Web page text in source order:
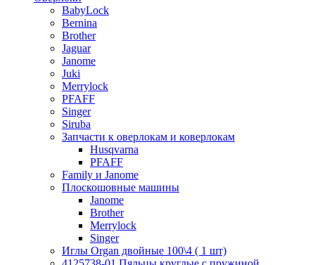
BabyLock
Bernina
Brother
Jaguar
Janome
Juki
Merrylock
PFAFF
Singer
Siruba
Запчасти к оверлокам и коверлокам
Husqvarna
PFAFF
Family и Janome
Плоскошовные машины
Janome
Brother
Merrylock
Singer
Иглы Organ двойные 100\4 ( 1 шт)